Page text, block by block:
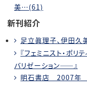
美…(61)
新刊紹介
足立眞理子、伊田久
『フェミニスト・ポ
バリゼーション――』
明石書店 2007